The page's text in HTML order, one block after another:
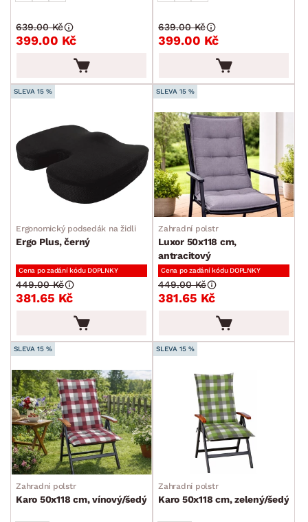
399.00 Kč
639.00 Kč
399.00 Kč
639.00 Kč
SLEVA 15 %
Ergonomický podsedák na židli
Ergo Plus, černý
Cena po zadání kódu DOPLNKY
381.65 Kč
449.00 Kč
SLEVA 15 %
Zahradní polstr
Luxor 50x118 cm,
antracitový
Cena po zadání kódu DOPLNKY
381.65 Kč
449.00 Kč
SLEVA 15 %
Zahradní polstr
Karo 50x118 cm, vínový/šedý
SLEVA 15 %
Zahradní polstr
Karo 50x118 cm, zelený/šedý